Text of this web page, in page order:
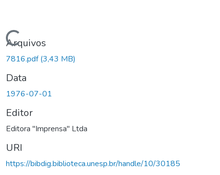
Carregando...
Arquivos
7816.pdf(3,43 MB)
Data
1976-07-01
Editor
Editora "Imprensa" Ltda
URI
https://bibdig.biblioteca.unesp.br/handle/10/30185